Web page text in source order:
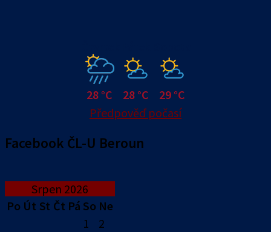
28 °C 28 °C
29 °C
Předpověď počasí
Facebook ČL-U Beroun
Srpen 2026
Po Út St Čt Pá So Ne
1
2